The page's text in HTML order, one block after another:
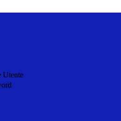
Utente